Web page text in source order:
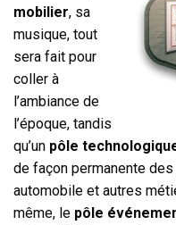
mobilier, sa
musique, tout
sera fait pour
coller à
l’ambiance de
l’époque, tandis
qu’un pôle
de façon permanente
automobile et autres
même, le pôle